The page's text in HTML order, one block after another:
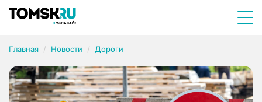
Главная Новости Дороги